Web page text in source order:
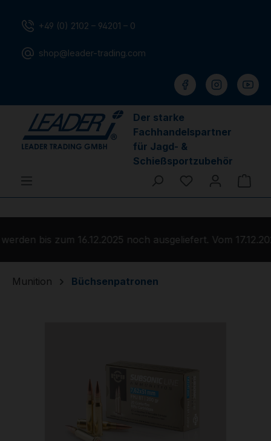
+49 (0) 2102 – 94201 – 0
shop@leader-trading.com
Der starke
Fachhandelspartner
für Jagd- &
Schießsportzubehör
Du hast 0
bis zum 16.12.2025 noch ausgeliefert. Vom
Munition Büchsenpatronen